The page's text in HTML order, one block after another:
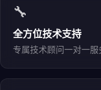
🔧
全方位技术支持
专属技术顾问一对一